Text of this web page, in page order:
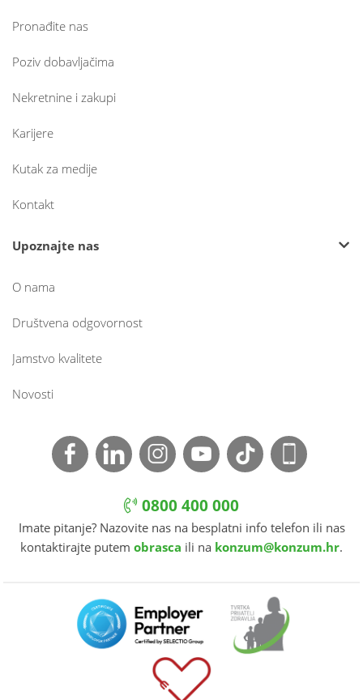
Pronađite nas
Poziv dobavljačima
Nekretnine i zakupi
Karijere
Kutak za medije
Kontakt
Upoznajte nas
O nama
Društvena odgovornost
Jamstvo kvalitete
Novosti
0800 400 000
Imate pitanje? Nazovite nas na besplatni info telefon ili nas
kontaktirajte putem obrasca ili na konzum@konzum.hr.